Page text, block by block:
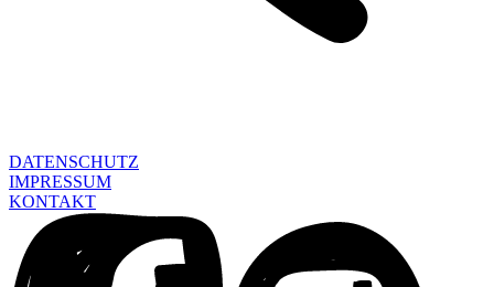
DATENSCHUTZ
IMPRESSUM
KONTAKT